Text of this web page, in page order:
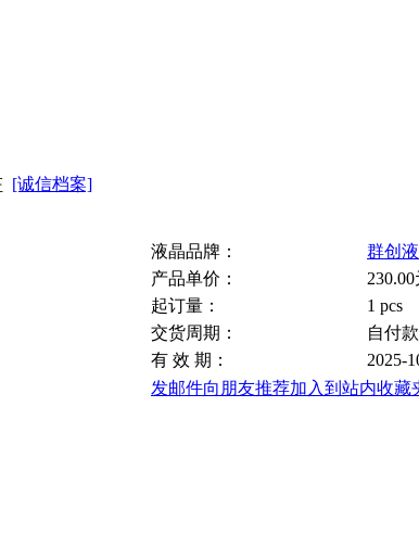
[诚信档案]
液晶品牌：
群创
产品单价：
起订量：
1 pcs
交货周期： 自付
有 效 期：
2025-
发邮件向朋友推荐加入到站内收藏